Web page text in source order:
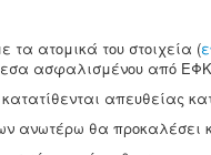
τα ατομικά του στοιχεία (
ασφαλισμένου από
απευθείας
ανωτέρω θα προκαλέσει